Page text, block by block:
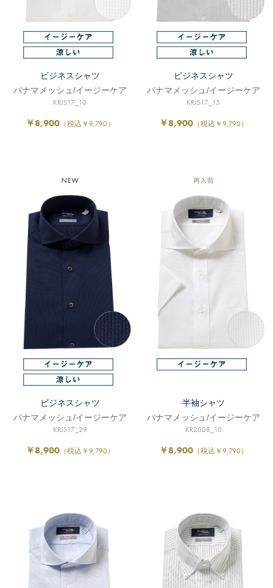
ビジネスシャツ
パナマメッシュ/イージーケア
KRJS17_10
￥8,900（税込￥9,790）
ビジネスシャツ
パナマメッシュ/イージーケア
KRJS17_15
￥8,900（税込￥9,790）
ビジネスシャツ
パナマメッシュ/イージーケア
KRJS17_29
￥8,900（税込￥9,790）
半袖シャツ
パナマメッシュ/イージーケア
KR2008_10
￥8,900（税込￥9,790）